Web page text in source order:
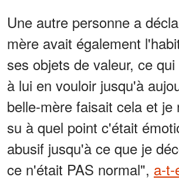
Une autre personne a
mère avait également
ses objets de valeur, ce
à lui en vouloir jusqu'à
belle-mère faisait cela et je
su à quel point c'était
abusif jusqu'à ce que je
ce n'était PAS normal", a-